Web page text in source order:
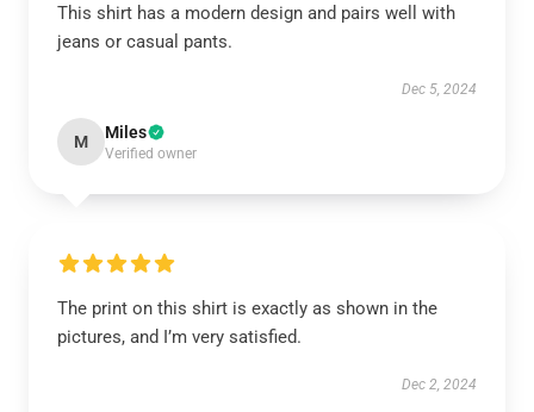
This shirt has a modern design and pairs well with
jeans or casual pants.
Dec 5, 2024
M Miles
Verified owner
The print on this shirt is exactly as shown in the
pictures, and I’m very satisfied.
Dec 2, 2024